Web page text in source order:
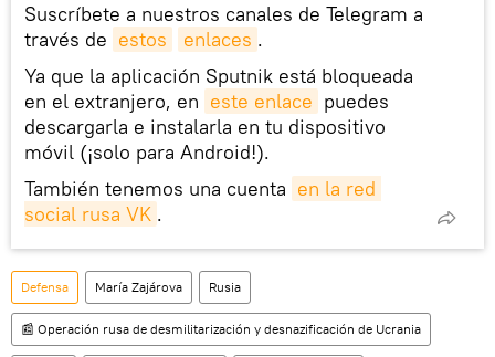
Suscríbete a nuestros canales de Telegram a
través de estos enlaces .
Ya que la aplicación Sputnik está bloqueada
en el extranjero, en este enlace puedes
descargarla e instalarla en tu dispositivo
móvil (¡solo para Android!).
También tenemos una cuenta en la red
social rusa VK .
Defensa María Zajárova Rusia
📰 Operación rusa de desmilitarización y desnazificación de Ucrania